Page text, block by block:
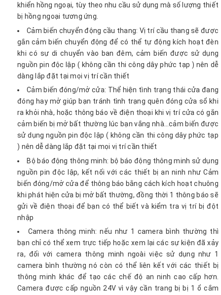
khiển hồng ngoại, tùy theo nhu cầu sử dụng mà số lượng thiết
bị hồng ngoại tương ứng.
Cảm biến chuyển động cầu thang: Vị trí cầu thang sẽ được
gắn cảm biến chuyển động để có thể tự động kích hoạt đèn
khi có sự di chuyển vào ban đêm, cảm biến được sử dụng
nguồn pin độc lập ( không cần thi công dây phức tạp ) nên dễ
dàng lắp đặt tại mọi vị trí cần thiết
Cảm biến đóng/mở cửa: Thể hiện tình trạng thái cửa đang
đóng hay mở giúp bạn tránh tình trạng quên đóng cửa sổ khi
ra khỏi nhà, hoặc thông báo về điện thoại khi vị trí cửa có gắn
cảm biến bị mở bất thường lúc bạn vắng nhà…cảm biến được
sử dụng nguồn pin độc lập ( không cần thi công dây phức tạp
) nên dễ dàng lắp đặt tại mọi vị trí cần thiết
Bộ báo động thông minh: bộ báo động thông minh sử dụng
nguồn pin độc lập, kết nối với các thiết bị an ninh như Cảm
biến đóng/mở cửa để thông báo bằng cách kích hoạt chuông
khi phát hiện cửa bị mở bất thường, đồng thời 1 thông báo sẽ
gửi về điện thoại để bạn có thể biết và kiểm tra vị trí bị đột
nhập
Camera thông minh: nếu như 1 camera bình thường thì
bạn chỉ có thể xem trực tiếp hoặc xem lại các sự kiện đã xảy
ra, đối với camera thông minh ngoài việc sử dụng như 1
camera bình thường nó còn có thể liên kết với các thiết bị
thông minh khác để tạo các chế độ an ninh cao cấp hơn.
Camera được cấp nguồn 24V vì vậy cần trang bị bị 1 ổ cắm